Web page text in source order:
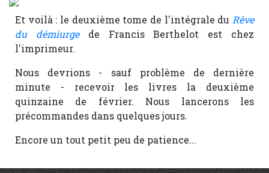
Et voilà : le deuxième tome de l'intégrale du Rêve
du démiurgede Francis Berthelot est chez
l'imprimeur.
Nous devrions - sauf problème de dernière
minute - recevoir les livres la deuxième
quinzaine de février. Nous lancerons les
précommandes dans quelques jours.
Encore un tout petit peu de patience...